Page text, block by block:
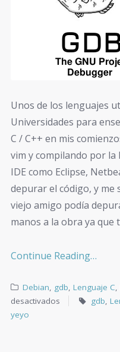
Unos de los lenguajes
Universidades para
C / C++ en mis
vim y compilando por
IDE como Eclipse,
depurar el código, y me
viejo amigo podía
manos a la obra ya que
Continue Reading…
Debian, gdb,Lenguaje C,
desactivados
gdb,
yeyo